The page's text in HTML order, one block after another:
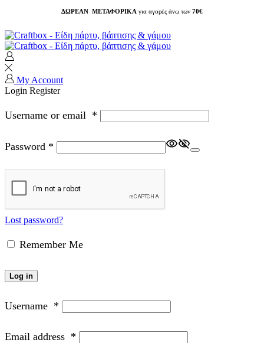
ΔΩΡΕΑΝ ΜΕΤΑΦΟΡΙΚΑ για αγορές άνω των 70€
My Account
Login Register
Username or email *
Password *
Lost password?
Remember Me
Log in
Username *
Email address *